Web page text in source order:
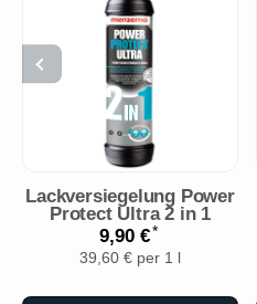
Lackversiegelung Power
Protect Ultra 2 in 1
9,90 €*
39,60 € per 1 l